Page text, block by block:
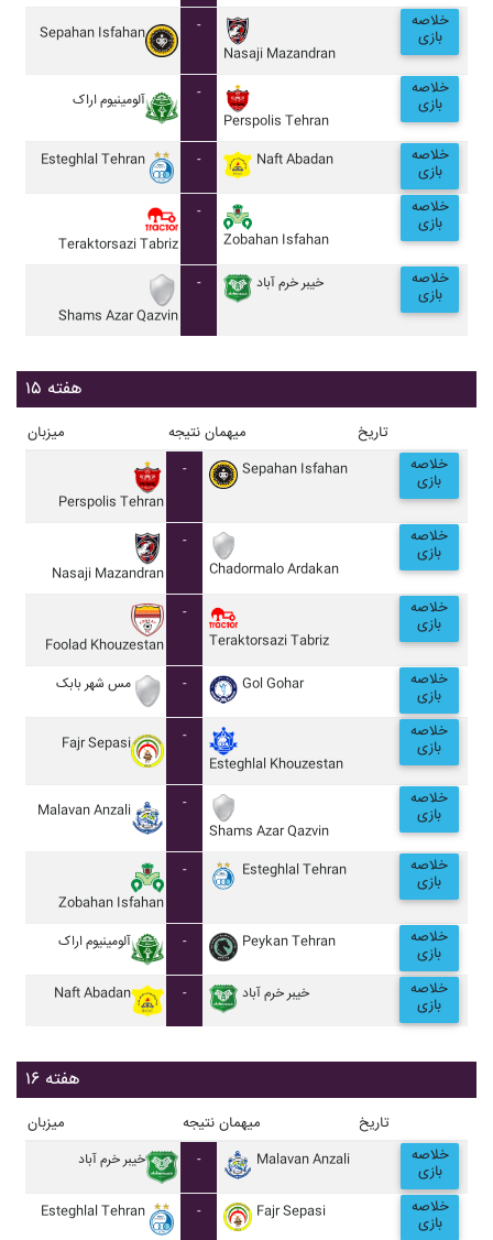
Sepahan Isfahan
-
Nasaji Mazandran
خلاصه
بازی
آلومينيوم اراک
-
Perspolis Tehran
خلاصه
بازی
Esteghlal Tehran - Naft Abadan خلاصه
بازی
Teraktorsazi Tabriz
-
Zobahan Isfahan
خلاصه
بازی
Shams Azar Qazvin
- خيبر خرم آباد خلاصه
بازی
هفته ۱۵
میزبان نتیجه میهمان تاریخ
Perspolis Tehran
- Sepahan Isfahan خلاصه
بازی
Nasaji Mazandran
-
Chadormalo Ardakan
خلاصه
بازی
Foolad Khouzestan
-
Teraktorsazi Tabriz
خلاصه
بازی
مس شهر بابک - Gol Gohar خلاصه
بازی
Fajr Sepasi
-
Esteghlal Khouzestan
خلاصه
بازی
Malavan Anzali
-
Shams Azar Qazvin
خلاصه
بازی
Zobahan Isfahan
- Esteghlal Tehran خلاصه
بازی
آلومينيوم اراک - Peykan Tehran خلاصه
بازی
Naft Abadan - خيبر خرم آباد خلاصه
بازی
هفته ۱۶
میزبان نتیجه میهمان تاریخ
خيبر خرم آباد - Malavan Anzali خلاصه
بازی
Esteghlal Tehran - Fajr Sepasi خلاصه
بازی